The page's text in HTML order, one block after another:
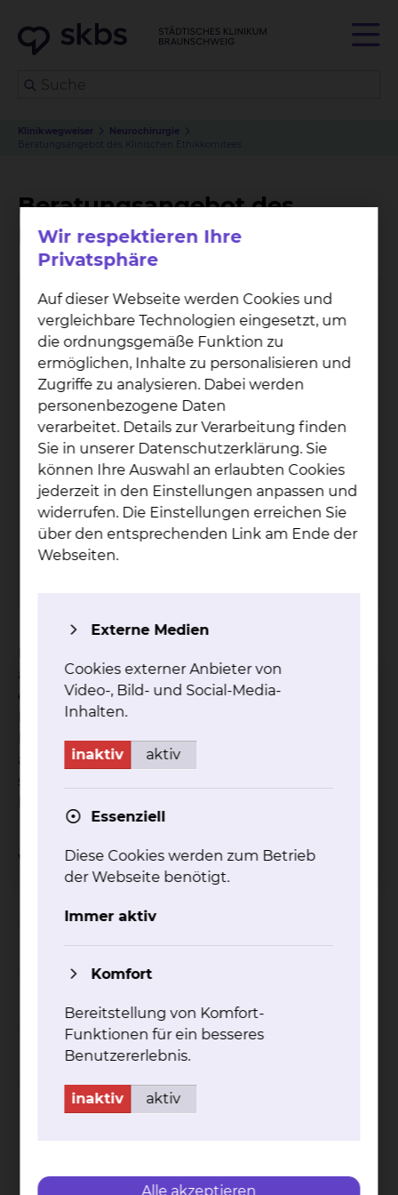
Klinikwegweiser
Neurochirurgie
Beratungsangebot des Klinischen Ethikkomitees
Beratungsangebot des
Klinischen Ethikkomitees
Kli­ni­sches Ethik­ko­mi­tee
Freisestraße 9/10, 38118 Braunschweig
Tel.:
+49 531 595 1199
Fax: +49 531 595 1322
aber auch Mitarbeiterinnen und Mitarbeiter, die
eine ethische Frage haben oder eine ethische
Fallbesprechung im Zusammenhang mit der
Behandlung einer Patientin bzw. eines Patienten
am Klinikum Braunschweig wünschen, können
sich an die Geschäftsstelle des Klinischen
Weitere Informationen
Patientenverfügung
Ethische Fallbesprechung
Betreuungsverfügung
Vollmacht
Cookie Einstellungen
Wir respektieren Ihre
Privatsphäre
Auf dieser Webseite werden Cookies und
vergleichbare Technologien eingesetzt, um
die ordnungsgemäße Funktion zu
ermöglichen, Inhalte zu personalisieren und
Zugriffe zu analysieren. Dabei werden
personenbezogene Daten
verarbeitet. Details zur Verarbeitung finden
Sie in unserer Datenschutzerklärung. Sie
können Ihre Auswahl an erlaubten Cookies
jederzeit in den Einstellungen anpassen und
widerrufen. Die Einstellungen erreichen Sie
über den entsprechenden Link am Ende der
Webseiten.
Externe Medien
Cookies externer Anbieter von
Video-, Bild- und Social-Media-
Inhalten.
inaktiv aktiv
Essenziell
Diese Cookies werden zum Betrieb
der Webseite benötigt.
Immer aktiv
Komfort
Bereitstellung von Komfort-
Funktionen für ein besseres
Benutzererlebnis.
inaktiv aktiv
Alle akzeptieren